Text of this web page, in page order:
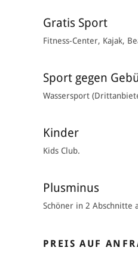
Gratis Sport
Fitness-Center, Kajak,
Sport gegen
Wassersport
Kinder
Kids Club.
Plusminus
Schöner in 2 Abschnitte
PREIS AUF